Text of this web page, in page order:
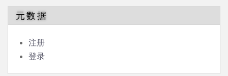
元数据
注册
登录